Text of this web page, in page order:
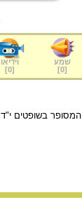
שמע
[
0
]
וידיאו
[
0
]
משסע את הארי שהתנפל עליו.